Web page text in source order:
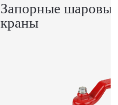
Запорные шаровые
краны